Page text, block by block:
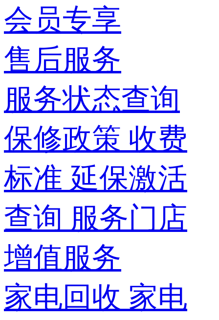
会员专享
售后服务
服务状态查询
保修政策 收费
标准 延保激活
查询 服务门店
增值服务
家电回收 家电